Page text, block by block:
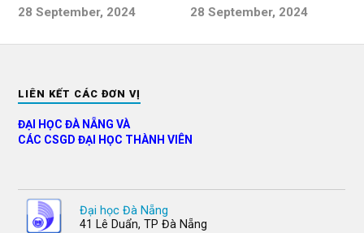
28 September, 2024 28 September, 2024
LIÊN KẾT CÁC ĐƠN VỊ
ĐẠI HỌC ĐÀ NẴNG VÀ
CÁC CSGD ĐẠI HỌC THÀNH VIÊN
Đại học Đà Nẵng
41 Lê Duẩn, TP Đà Nẵng